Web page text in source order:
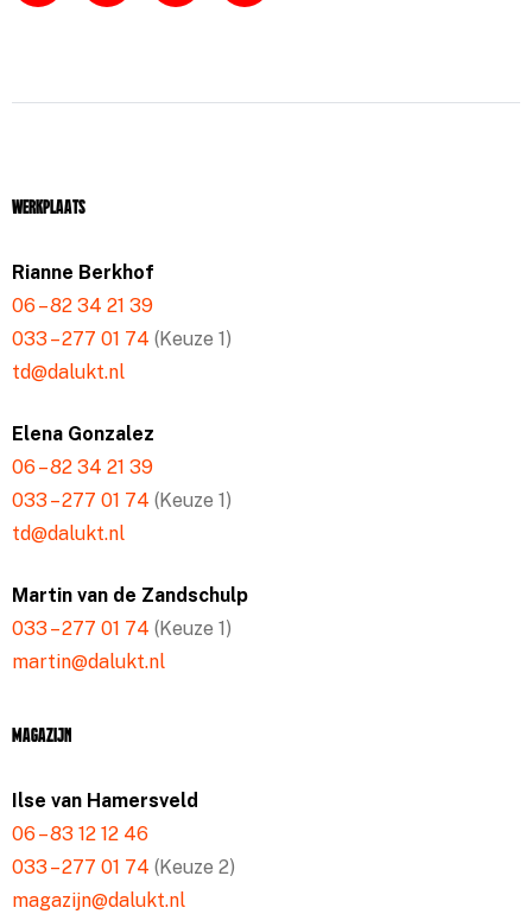
Werkplaats
Rianne Berkhof
06 – 82 34 21 39
033 – 277 01 74 (Keuze 1)
td@dalukt.nl
Elena Gonzalez
06 – 82 34 21 39
033 – 277 01 74 (Keuze 1)
td@dalukt.nl
Martin van de Zandschulp
033 – 277 01 74 (Keuze 1)
martin@dalukt.nl
Magazijn
Ilse van Hamersveld
06 – 83 12 12 46
033 – 277 01 74 (Keuze 2)
magazijn@dalukt.nl